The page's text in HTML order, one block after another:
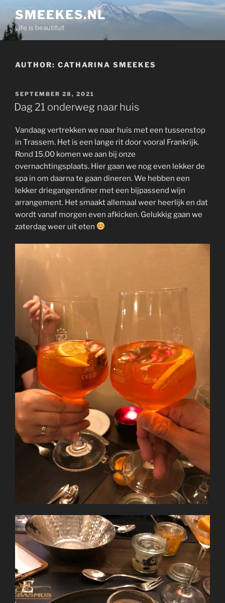
content
SMEEKES.NL
Life is beautiful!
AUTHOR: CATHARINA SMEEKES
POSTED
ON
SEPTEMBER 28, 2021
Dag 21 onderweg naar huis
Vandaag vertrekken we naar huis met een tussenstop
in Trassem. Het is een lange rit door vooral Frankrijk.
Rond 15.00 komen we aan bij onze
overnachtingsplaats. Hier gaan we nog even lekker de
spa in om daarna te gaan dineren. We hebben een
lekker driegangendiner met een bijpassend wijn
arrangement. Het smaakt allemaal weer heerlijk en dat
wordt vanaf morgen even afkicken. Gelukkig gaan we
zaterdag weer uit eten